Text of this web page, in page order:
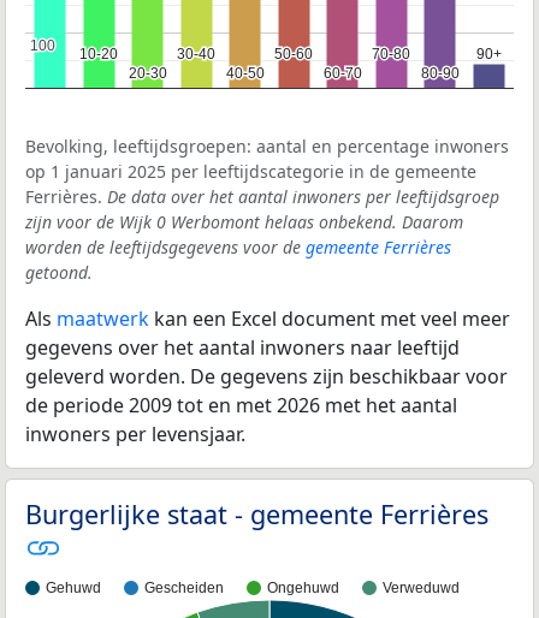
10-20
10-20
20-30
20-30
30-40
30-40
40-50
40-50
50-60
50-60
60-70
60-70
70-80
70-80
80-90
80-90
90+
90+
100
100
Bevolking, leeftijdsgroepen: aantal en percentage inwoners
op 1 januari 2025 per leeftijdscategorie in de gemeente
Ferrières. De data over het aantal inwoners per leeftijdsgroep
zijn voor de Wijk 0 Werbomont helaas onbekend. Daarom
worden de leeftijdsgegevens voor de gemeente Ferrières
getoond.
Als maatwerk kan een Excel document met veel meer
gegevens over het aantal inwoners naar leeftijd
geleverd worden. De gegevens zijn beschikbaar voor
de periode 2009 tot en met 2026 met het aantal
inwoners per levensjaar.
Burgerlijke staat - gemeente Ferrières
Gehuwd Gescheiden Ongehuwd Verweduwd